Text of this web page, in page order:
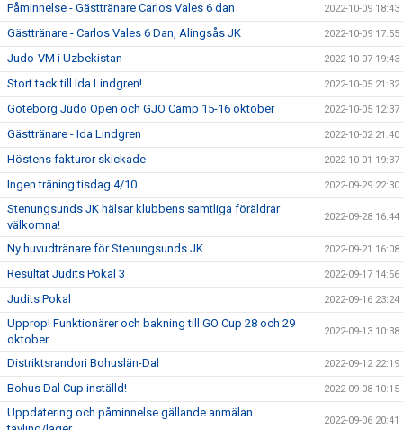
Påminnelse - Gästtränare Carlos Vales 6 dan 2022-10-09 18:43
Gästtränare - Carlos Vales 6 Dan, Alingsås JK 2022-10-09 17:55
Judo-VM i Uzbekistan 2022-10-07 19:43
Stort tack till Ida Lindgren! 2022-10-05 21:32
Göteborg Judo Open och GJO Camp 15-16 oktober 2022-10-05 12:37
Gästtränare - Ida Lindgren 2022-10-02 21:40
Höstens fakturor skickade 2022-10-01 19:37
Ingen träning tisdag 4/10 2022-09-29 22:30
Stenungsunds JK hälsar klubbens samtliga föräldrar
välkomna!
2022-09-28 16:44
Ny huvudtränare för Stenungsunds JK 2022-09-21 16:08
Resultat Judits Pokal 3 2022-09-17 14:56
Judits Pokal 2022-09-16 23:24
Upprop! Funktionärer och bakning till GO Cup 28 och 29
oktober
2022-09-13 10:38
Distriktsrandori Bohuslän-Dal 2022-09-12 22:19
Bohus Dal Cup inställd! 2022-09-08 10:15
Uppdatering och påminnelse gällande anmälan
2022-09-06 20:41